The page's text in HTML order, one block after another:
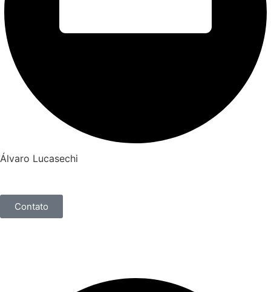
Álvaro Lucasechi
Contato